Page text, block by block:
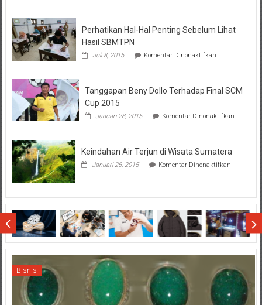
KPR
Perhatikan Hal-Hal Penting Sebelum Lihat
Hasil SBMTPN
Juli 8, 2015 Komentar Dinonaktifkanpada
Hal-
Penting
Hasil
Tanggapan Beny Dollo Terhadap Final SCM
Cup 2015
Januari 28, 2015 Komentar Dinonaktifkanpada
Beny
Keindahan Air Terjun di Wisata Sumatera
Januari 26, 2015 Komentar Dinonaktifkanpada
di
Wisata
Sumatera
Bisnis